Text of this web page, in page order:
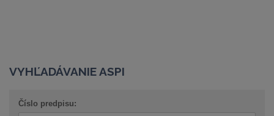
VYHĽADÁVANIE ASPI
Číslo predpisu: